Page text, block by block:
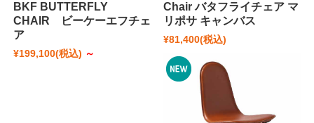
BKF BUTTERFLY
CHAIR ビーケーエフチェ
ア
¥199,100(税込) ～
Chair バタフライチェア マ
リポサ キャンバス
¥81,400(税込)